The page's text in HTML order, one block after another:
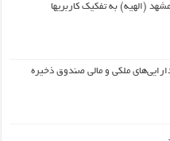
ملکی و مالی صندوق ذخیره